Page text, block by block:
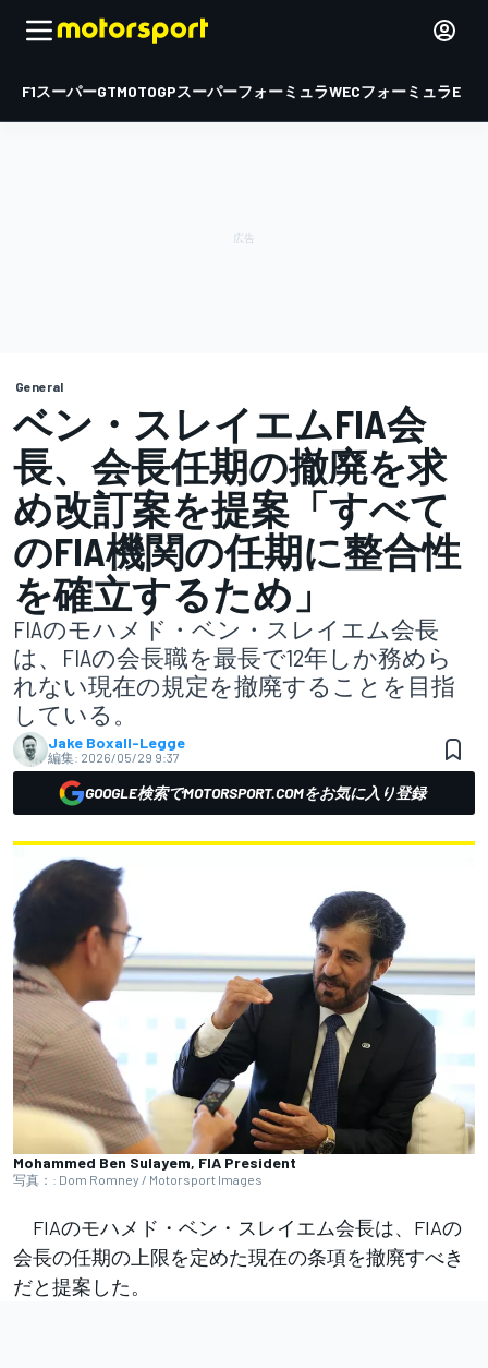
F1スーパーGTMOTOGPスーパーフォーミュラWECフォーミュラE
General
ベン・スレイエムFIA会
長、会長任期の撤廃を求
め改訂案を提案「すべて
のFIA機関の任期に整合性
を確立するため」
FIAのモハメド・ベン・スレイエム会長
は、FIAの会長職を最長で12年しか務めら
れない現在の規定を撤廃することを目指
している。
Jake Boxall-Legge
編集: 2026/05/29 9:37
GOOGLE検索でMOTORSPORT.COMをお気に入り登録
Mohammed Ben Sulayem, FIA President
写真：: Dom Romney / Motorsport Images
FIAのモハメド・ベン・スレイエム会長は、FIAの
会長の任期の上限を定めた現在の条項を撤廃すべき
だと提案した。